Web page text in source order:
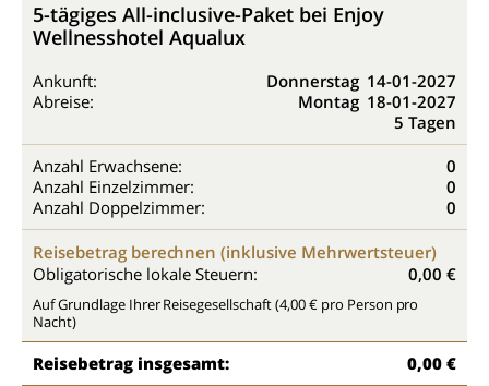
5-tägiges All-inclusive-Paket bei Enjoy
Wellnesshotel Aqualux
Ankunft: Donnerstag 14-01-2027
Abreise:
Montag 18-01-2027
5 Tagen
Anzahl Erwachsene:
0
Anzahl Einzelzimmer:
0
Anzahl Doppelzimmer:
0
Reisebetrag berechnen (inklusive Mehrwertsteuer)
Obligatorische lokale Steuern:
0,00 €
Auf Grundlage Ihrer Reisegesellschaft (4,00 € pro Person pro
Nacht)
Reisebetrag insgesamt: 0,00 €